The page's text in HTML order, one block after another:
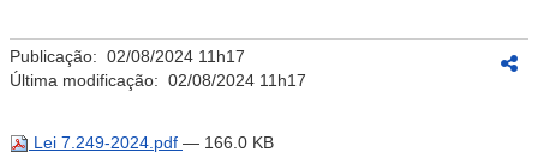
Publicação: 02/08/2024 11h17
Última modificação: 02/08/2024 11h17
Lei 7.249-2024.pdf — 166.0 KB